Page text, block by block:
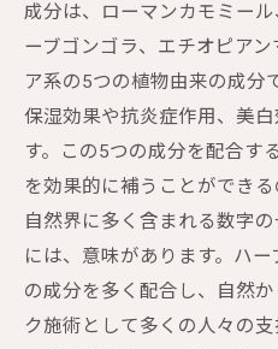
成分は、ローマンカモミー
ーブゴンゴラ、エチオピア
ア系の5つの植物由来の成分
保湿効果や抗炎症作用、美
す。この5つの成分を配合す
を効果的に補うことができる
自然界に多く含まれる数字
には、意味があります。ハ
の成分を多く配合し、自然
ク施術として多くの人々の